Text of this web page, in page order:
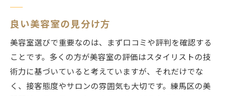
良い美容室の見分け方
美容室選びで重要なのは、まず口コミや評判を確認する
ことです。多くの方が美容室の評価はスタイリストの技
術力に基づいていると考えていますが、それだけでな
く、接客態度やサロンの雰囲気も大切です。練馬区の美